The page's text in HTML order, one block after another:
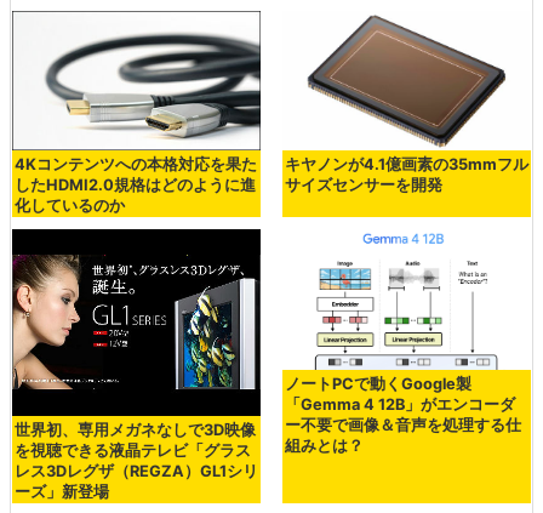
4Kコンテンツへの本格対応を果た
したHDMI2.0規格はどのように進
化しているのか
キヤノンが4.1億画素の35mmフル
サイズセンサーを開発
世界初、専用メガネなしで3D映像
を視聴できる液晶テレビ「グラス
レス3Dレグザ（REGZA）GL1シリ
ーズ」新登場
ノートPCで動くGoogle製
「Gemma 4 12B」がエンコーダ
ー不要で画像＆音声を処理する仕
組みとは？